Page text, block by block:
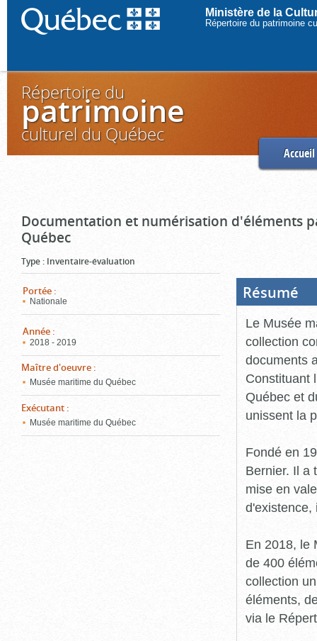
Ministère de la
Répertoire du patrimoine
Répertoire du
patrimoine
culturel du Québec
Accueil
Documentation et numérisation d'éléments
Québec
Type : Inventaire-évaluation
Portée :
Nationale
Année :
2018 - 2019
Maître d'oeuvre :
Musée maritime du Québec
Exécutant :
Musée maritime du Québec
Résumé
Le Musée
collection
documents
Constituant
Québec et
unissent la
Fondé en
Bernier. Il a
mise en
d'existence,
En 2018, le
de 400
collection
éléments,
via le